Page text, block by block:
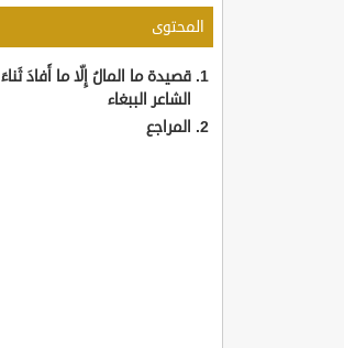
المحتوى
قصيدة ما المالُ إِلّا ما أَفادَ ثَناءَ
الشاعر الببغاء
المراجع